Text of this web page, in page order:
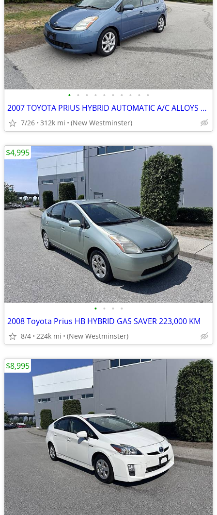
• • • • • • • • • •
2007 TOYOTA PRIUS HYBRID AUTOMATIC A/C ALLOYS LOCAL BC !
7/26 312k mi (New Westminster)
• • • •
2008 Toyota Prius HB HYBRID GAS SAVER 223,000 KM
8/4 224k mi (New Westminster)
$4,995
$8,995